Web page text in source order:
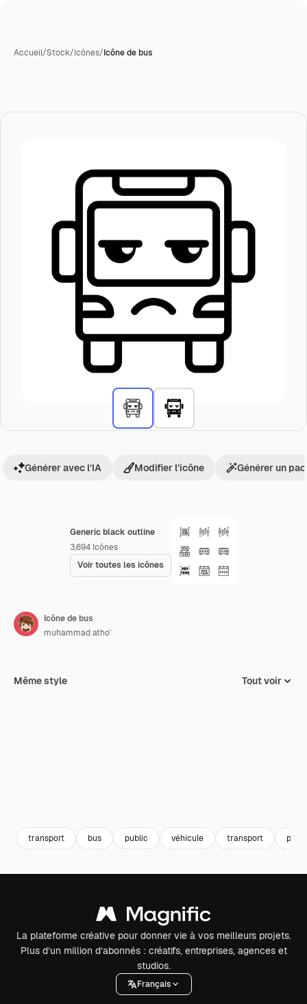
Accueil/Stock/Icônes/Icône de bus
Generic black outline
3,694 Icônes
Voir toutes les icônes
Générer avec l’IA Modifier l’icône Générer un
Icône de bus
muhammad atho'
Même style Tout voir
transport bus public véhicule transport
La plateforme créative pour donner vie à vos meilleurs projets.
Plus d’un million d’abonnés : créatifs, entreprises, agences et
studios.
Français